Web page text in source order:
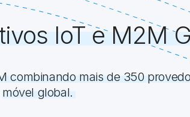
IoT e M2M
combinando mais de 350
móvel global.